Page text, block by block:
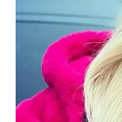
Estos 22
helicóptero UH-
Piscilago,donde
Lea también:
Antioquia: CICR
requisitos